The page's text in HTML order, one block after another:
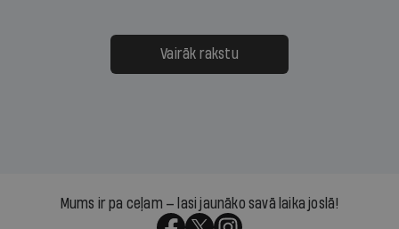
Vairāk rakstu
Mums ir pa ceļam — lasi jaunāko savā laika joslā!